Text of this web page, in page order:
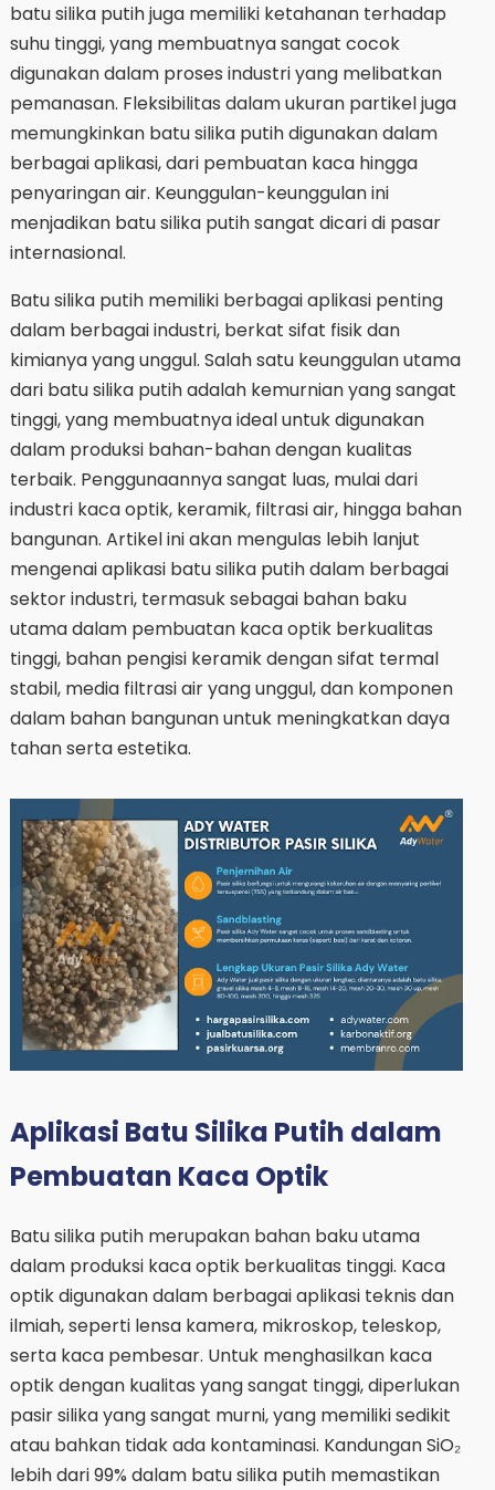
batu silika putih juga memiliki ketahanan terhadap
suhu tinggi, yang membuatnya sangat cocok
digunakan dalam proses industri yang melibatkan
pemanasan. Fleksibilitas dalam ukuran partikel juga
memungkinkan batu silika putih digunakan dalam
berbagai aplikasi, dari pembuatan kaca hingga
penyaringan air. Keunggulan-keunggulan ini
menjadikan batu silika putih sangat dicari di pasar
internasional.
Batu silika putih memiliki berbagai aplikasi penting
dalam berbagai industri, berkat sifat fisik dan
kimianya yang unggul. Salah satu keunggulan utama
dari batu silika putih adalah kemurnian yang sangat
tinggi, yang membuatnya ideal untuk digunakan
dalam produksi bahan-bahan dengan kualitas
terbaik. Penggunaannya sangat luas, mulai dari
industri kaca optik, keramik, filtrasi air, hingga bahan
bangunan. Artikel ini akan mengulas lebih lanjut
mengenai aplikasi batu silika putih dalam berbagai
sektor industri, termasuk sebagai bahan baku
utama dalam pembuatan kaca optik berkualitas
tinggi, bahan pengisi keramik dengan sifat termal
stabil, media filtrasi air yang unggul, dan komponen
dalam bahan bangunan untuk meningkatkan daya
tahan serta estetika.
Aplikasi Batu Silika Putih dalam
Pembuatan Kaca Optik
Batu silika putih merupakan bahan baku utama
dalam produksi kaca optik berkualitas tinggi. Kaca
optik digunakan dalam berbagai aplikasi teknis dan
ilmiah, seperti lensa kamera, mikroskop, teleskop,
serta kaca pembesar. Untuk menghasilkan kaca
optik dengan kualitas yang sangat tinggi, diperlukan
pasir silika yang sangat murni, yang memiliki sedikit
atau bahkan tidak ada kontaminasi. Kandungan SiO₂
lebih dari 99% dalam batu silika putih memastikan